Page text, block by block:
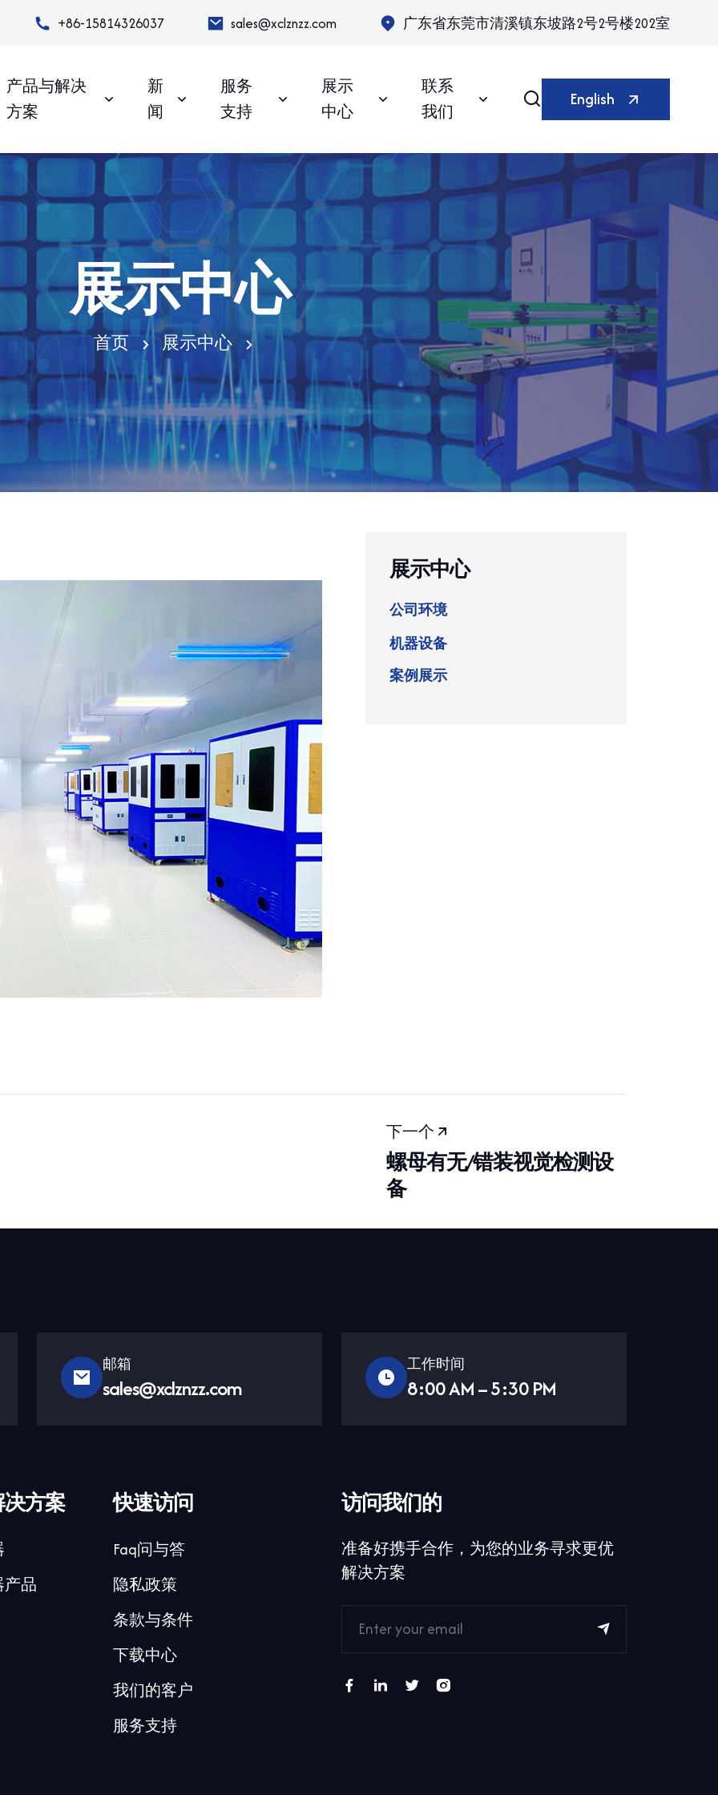
+86-15814326037 sales@xclznzz.com 广东省东莞市清溪镇东坡路2号2号楼202室
产品与解决
方案
新
闻
服务
支持
展示
中心
联系
我们
English
展示中心
首页 展示中心
展示中心
公司环境
机器设备
案例展示
下一个
螺母有无/错装视觉检测设
备
邮箱
sales@xclznzz.com
工作时间
8:00 AM – 5:30 PM
访问我们的
准备好携手合作，为您的业务寻求更优
解决方案
方案
品
快速访问
Faq问与答
隐私政策
条款与条件
下载中心
我们的客户
服务支持